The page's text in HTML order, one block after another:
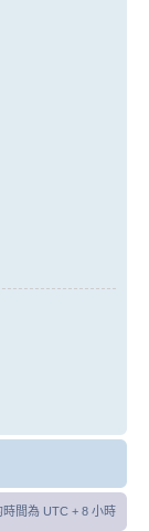
時間為 UTC + 8 小時